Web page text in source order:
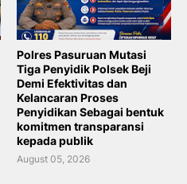
Polres Pasuruan Mutasi
Tiga Penyidik Polsek Beji
Demi Efektivitas dan
Kelancaran Proses
Penyidikan Sebagai bentuk
komitmen transparansi
kepada publik
August 05, 2026